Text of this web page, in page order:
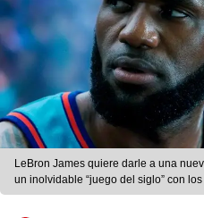
LeBron James quiere darle a una
un inolvidable “juego del siglo” con
Foto: Twitter/ LeBron James